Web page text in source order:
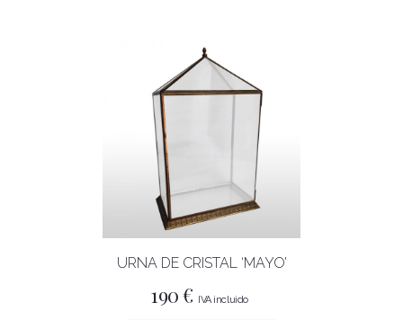
página
URNA DE CRISTAL ‘MAYO’
190€